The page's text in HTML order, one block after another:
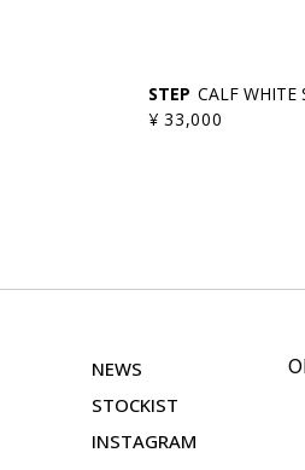
STEP CALF WHITE
¥ 33,000
NEWS
STOCKIST
INSTAGRAM